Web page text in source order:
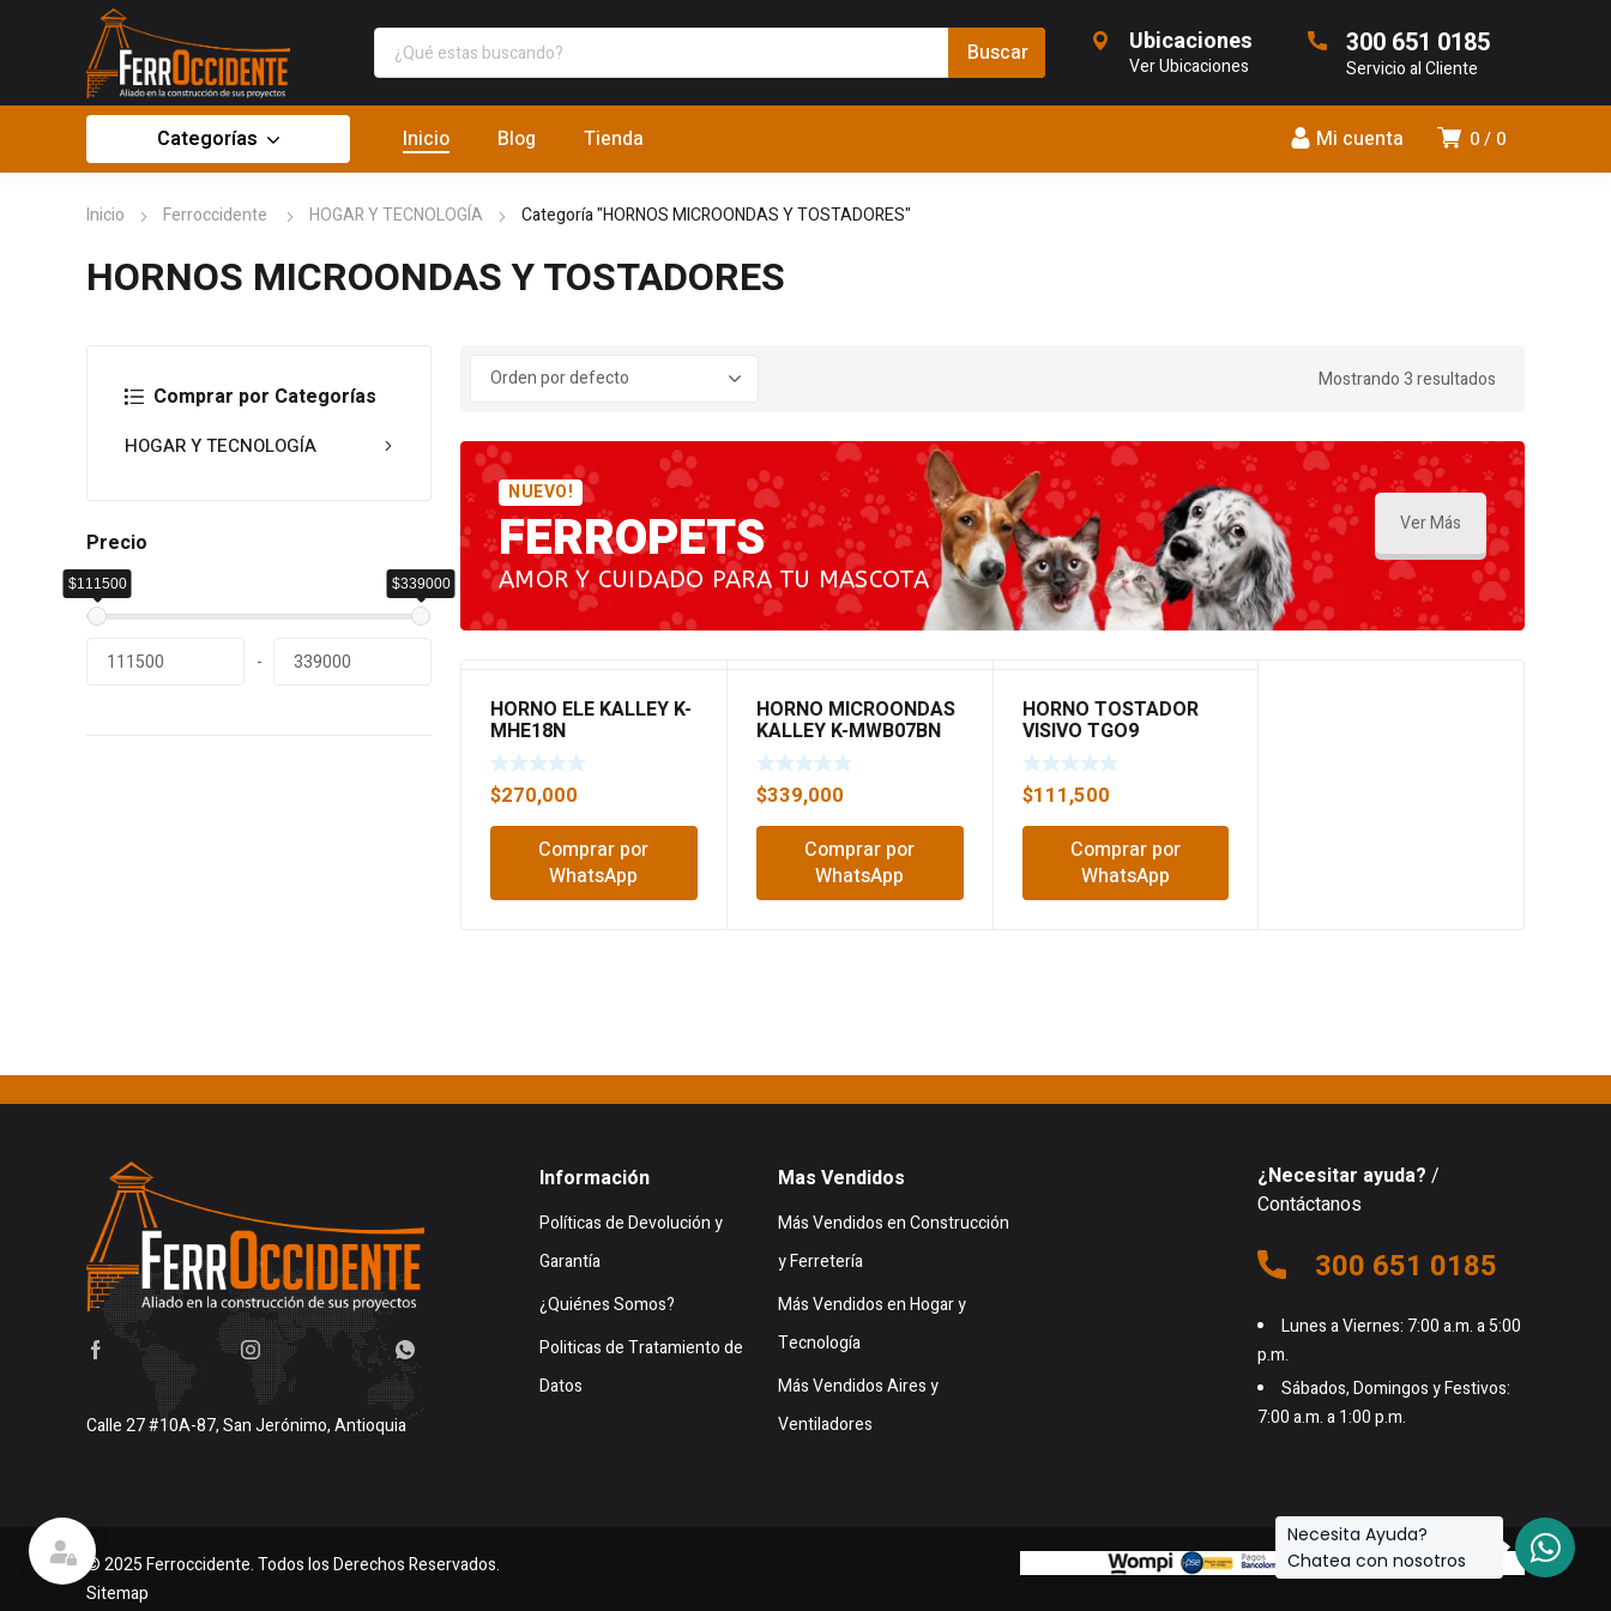
Ubicaciones
Ver Ubicaciones
300 651 0185
Servicio al Cliente
0 0
Mi cuenta
Categorías Inicio Blog Tienda
Inicio Ferroccidente HOGAR Y TECNOLOGÍA Categoría "HORNOS MICROONDAS Y TOSTADORES"
HORNOS MICROONDAS Y TOSTADORES
Comprar por Categorías
HOGAR Y TECNOLOGÍA
Precio
$111500 $339000
-
Mostrando 3 resultados
NUEVO!
FERROPETS
AMOR Y CUIDADO PARA TU MASCOTA
Ver Más
HORNO ELE KALLEY K-
MHE18N
$270,000
Comprar por
WhatsApp
HORNO MICROONDAS
KALLEY K-MWB07BN
$339,000
Comprar por
WhatsApp
HORNO TOSTADOR
VISIVO TGO9
$111,500
Comprar por
WhatsApp
Calle 27 #10A-87, San Jerónimo, Antioquia
Información
Políticas de Devolución y
Garantía
¿Quiénes Somos?
Politicas de Tratamiento de
Datos
Mas Vendidos
Más Vendidos en Construcción
y Ferretería
Más Vendidos en Hogar y
Tecnología
Más Vendidos Aires y
Ventiladores
¿Necesitar ayuda? /
Contáctanos
300 651 0185
Lunes a Viernes: 7:00 a.m. a 5:00
p.m.
Sábados, Domingos y Festivos:
7:00 a.m. a 1:00 p.m.
© 2025 Ferroccidente. Todos los Derechos Reservados.
Sitemap
Necesita Ayuda?
Chatea con nosotros